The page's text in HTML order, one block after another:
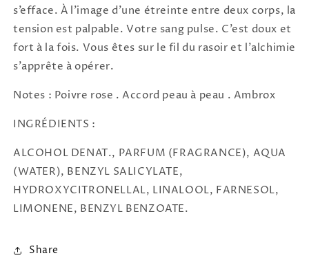
s’efface. À l’image d’une étreinte entre deux corps, la
tension est palpable. Votre sang pulse. C’est doux et
fort à la fois. Vous êtes sur le fil du rasoir et l’alchimie
s’apprête à opérer.
Notes : Poivre rose . Accord peau à peau . Ambrox
INGRÉDIENTS :
ALCOHOL DENAT., PARFUM (FRAGRANCE), AQUA
(WATER), BENZYL SALICYLATE,
HYDROXYCITRONELLAL, LINALOOL, FARNESOL,
LIMONENE, BENZYL BENZOATE.
Share